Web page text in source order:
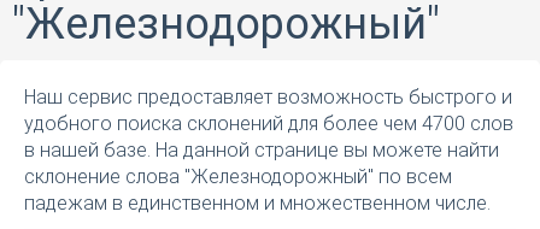
"Железнодорожный"
Наш сервис предоставляет возможность быстрого и
удобного поиска склонений для более чем 4700 слов
в нашей базе. На данной странице вы можете найти
склонение слова "Железнодорожный" по всем
падежам в единственном и множественном числе.